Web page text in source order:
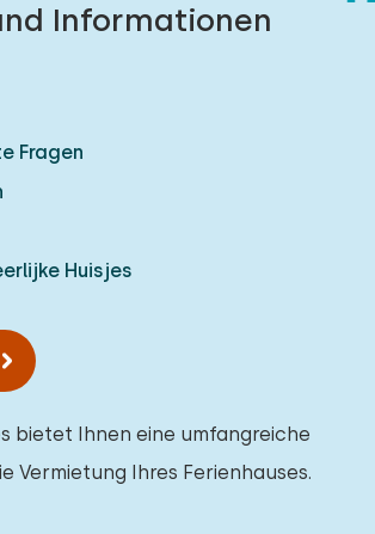
Informationen
Fragen
Huisjes
bietet Ihnen eine umfangreiche
Vermietung Ihres Ferienhauses.